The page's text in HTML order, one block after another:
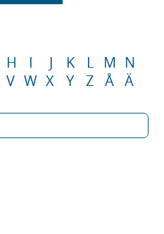
H I J K L M N
V W X Y Z Å Ä